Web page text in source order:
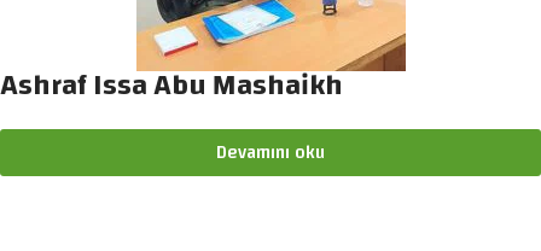
Ashraf Issa Abu Mashaikh
Devamını oku